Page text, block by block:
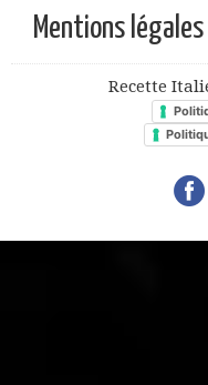
Mentions légales
Recette